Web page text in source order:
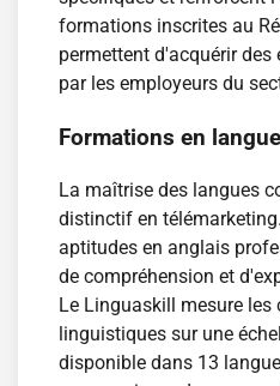
formations inscrites au
permettent d'acquérir des
par les employeurs du
Formations en
La maîtrise des langues
distinctif en
aptitudes en anglais
de compréhension et
Le Linguaskill mesure les
linguistiques sur une
disponible dans 13